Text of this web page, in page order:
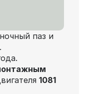
паз и
1081